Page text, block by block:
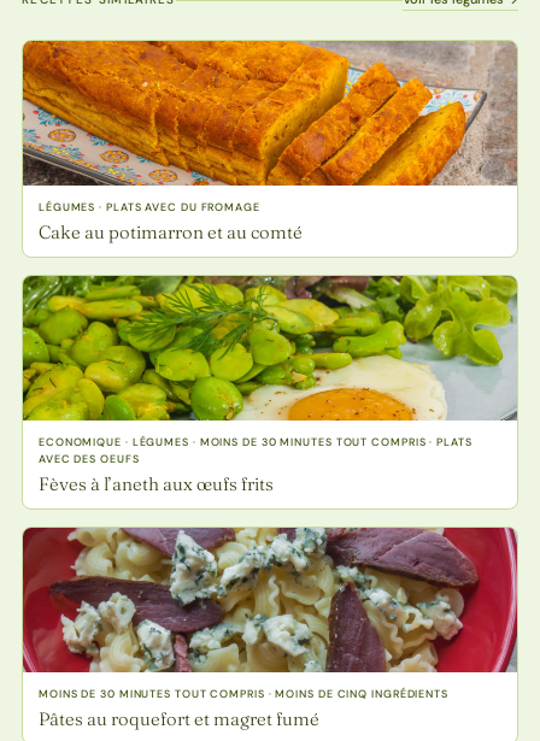
LÉGUMES · PLATS AVEC DU FROMAGE
Cake au potimarron et au comté
ECONOMIQUE · LÉGUMES · MOINS DE 30 MINUTES TOUT COMPRIS · PLATS
AVEC DES OEUFS
Fèves à l’aneth aux œufs frits
MOINS DE 30 MINUTES TOUT COMPRIS · MOINS DE CINQ INGRÉDIENTS
Pâtes au roquefort et magret fumé